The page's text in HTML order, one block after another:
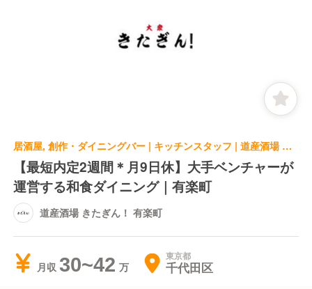
居酒屋, 創作・ダイニングバー | キッチンスタッフ | 道産酒場 きたぎん！ 有楽町
【最短内定2週間＊月9日休】大手ベンチャーが
運営する和食ダイニング｜有楽町
道産酒場 きたぎん！ 有楽町
月収 30~42 東京都
千代田区